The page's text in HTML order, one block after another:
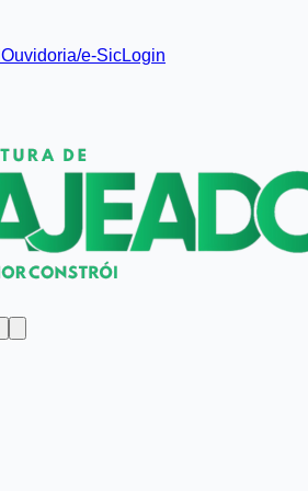
Ouvidoria/e-SicLogin